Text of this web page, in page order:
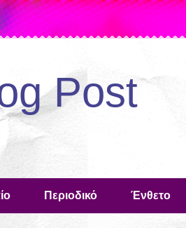
Post
Περιοδικό Ένθετο